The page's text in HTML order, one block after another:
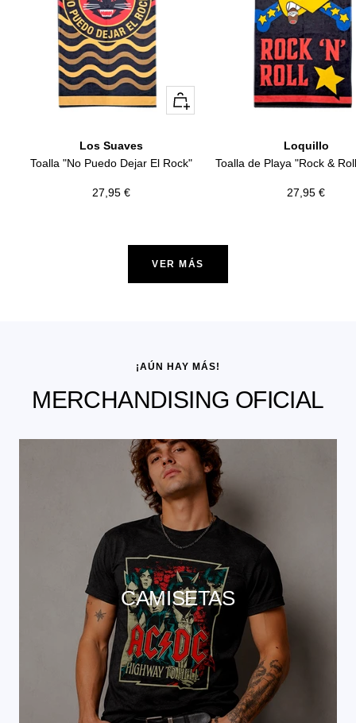
+
Añadir
Los Suaves
Toalla "No Puedo Dejar El Rock"
Precio
27,95 €
Loquillo
Toalla de Playa "Rock &
Precio
27,95 €
VER MÁS
¡AÚN HAY MÁS!
MERCHANDISING OFICIAL
CAMISETAS